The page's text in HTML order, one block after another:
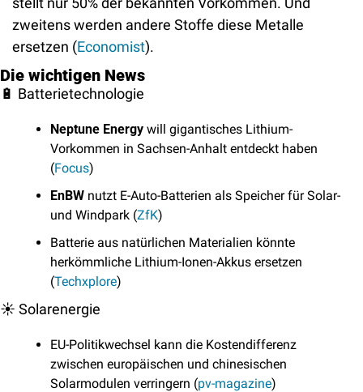
zweitens werden andere Stoffe diese Metalle
ersetzen (Economist).
Die wichtigen News
🔋 Batterietechnologie
Neptune Energy will gigantisches Lithium-
Vorkommen in Sachsen-Anhalt entdeckt haben
(Focus)
EnBW nutzt E-Auto-Batterien als Speicher für Solar-
und Windpark (ZfK)
Batterie aus natürlichen Materialien könnte
herkömmliche Lithium-Ionen-Akkus ersetzen
(Techxplore)
☀️ Solarenergie
EU-Politikwechsel kann die Kostendifferenz
zwischen europäischen und chinesischen
Solarmodulen verringern (pv-magazine)